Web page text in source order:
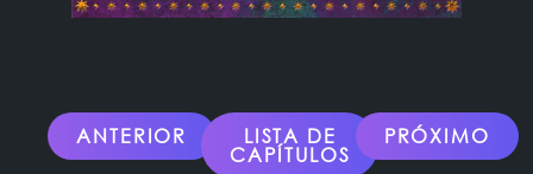
ANTERIOR LISTA DE
CAPÍTULOS
PRÓXIMO